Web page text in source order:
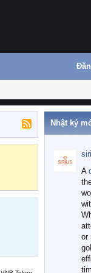
Nhật ký
A
or